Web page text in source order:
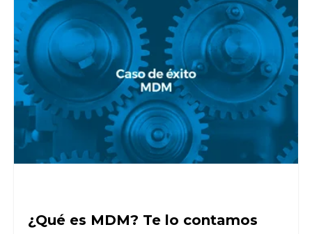
¿Qué es MDM? Te lo contamos